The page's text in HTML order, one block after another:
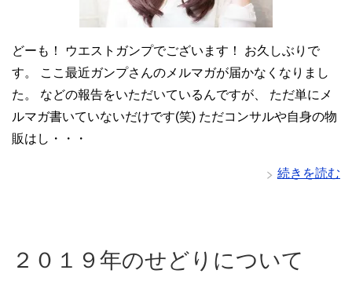
どーも！ ウエストガンプでございます！ お久しぶりで
す。 ここ最近ガンプさんのメルマガが届かなくなりまし
た。 などの報告をいただいているんですが、 ただ単にメ
ルマガ書いていないだけです(笑) ただコンサルや自身の物
販はし・・・
続きを読む
２０１９年のせどりについて